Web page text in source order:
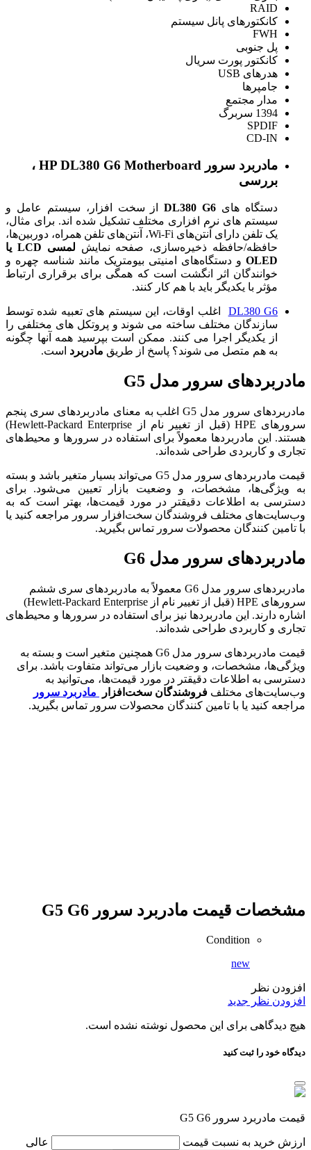
RAID
کانکتورهای پانل سیستم
FWH
پل جنوبی
کانکتور پورت سریال
هدرهای USB
جامپرها
مدار مجتمع
1394 سربرگ
SPDIF
CD-IN
مادربرد سرور HP DL380 G6 Motherboard ،
بررسی
دستگاه های DL380 G6از سخت افزار، سیستم عامل و
سیستم های نرم افزاری مختلف تشکیل شده اند. برای مثال،
یک تلفن دارای آنتن‌های Wi-Fi، آنتن‌های تلفن همراه، دوربین‌ها،
حافظه/حافظه ذخیره‌سازی، صفحه نمایش
لمسی LCD یا
OLED و دستگاه‌های امنیتی بیومتریک مانند شناسه چهره و
خوانندگان اثر انگشت است که همگی برای برقراری ارتباط
مؤثر با یکدیگر باید با هم کار کنند.
DL380 G6 اغلب اوقات، این سیستم های تعبیه شده توسط
سازندگان مختلف ساخته می شوند و پروتکل های مختلفی را
از یکدیگر اجرا می کنند. ممکن است بپرسید همه آنها چگونه
به هم متصل می شوند؟ پاسخ از طریق مادربرد است.
مادربردهای سرور مدل G5
مادربردهای سرور مدل G5 اغلب به معنای مادربردهای سری پنجم
سرورهای HPE (قبل از تغییر نام از Hewlett-Packard Enterprise)
هستند. این مادربردها معمولاً برای استفاده در سرورها و محیط‌های
تجاری و کاربردی طراحی شده‌اند.
قیمت مادربردهای سرور مدل G5 می‌تواند بسیار متغیر باشد و بسته
به ویژگی‌ها، مشخصات، و وضعیت بازار تعیین می‌شود. برای
دسترسی به اطلاعات دقیقتر در مورد قیمت‌ها، بهتر است که به
وب‌سایت‌های مختلف فروشندگان سخت‌افزار سرور مراجعه کنید یا
با تامین کنندگان محصولات سرور تماس بگیرید.
مادربردهای سرور مدل G6
مادربردهای سرور مدل G6 معمولاً به مادربردهای سری ششم
سرورهای HPE (قبل از تغییر نام از Hewlett-Packard Enterprise)
اشاره دارند. این مادربردها نیز برای استفاده در سرورها و محیط‌های
تجاری و کاربردی طراحی شده‌اند.
قیمت مادربردهای سرور مدل G6 همچنین متغیر است و بسته به
ویژگی‌ها، مشخصات، و وضعیت بازار می‌تواند متفاوت باشد. برای
دسترسی به اطلاعات دقیقتر در مورد قیمت‌ها، می‌توانید به
وب‌سایت‌های مختلف فروشندگان سخت‌افزار
مادربرد سرور
مراجعه کنید یا با تامین کنندگان محصولات سرور تماس بگیرید.
مشخصات قیمت مادربرد سرور G5 G6
Condition
new
افزودن نظر
افزودن نظر جدید
هیچ دیدگاهی برای این محصول نوشته نشده است.
دیدگاه خود را ثبت کنید
قیمت مادربرد سرور G5 G6
ارزش خرید به نسبت قیمت
عالی